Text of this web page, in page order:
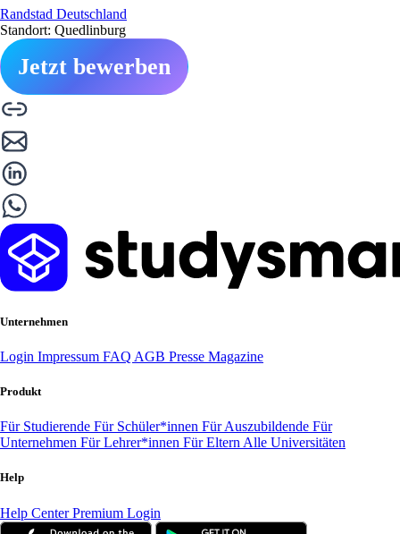
Randstad Deutschland
Standort: Quedlinburg
Jetzt bewerben
Unternehmen
Login Impressum FAQ AGB Presse Magazine
Produkt
Für Studierende Für Schüler*innen Für Auszubildende Für
Unternehmen Für Lehrer*innen Für Eltern Alle Universitäten
Help
Help CenterPremium Login